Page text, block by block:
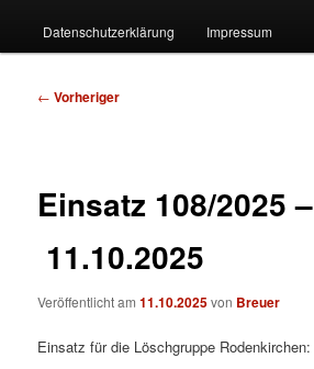
Datenschutzerklärung Impressum
Beitragsnavigation
← Vorheriger
Einsatz 108/2025 –
11.10.2025
Veröffentlicht am11.10.2025von Breuer
Einsatz für die Löschgruppe Rodenkirchen: